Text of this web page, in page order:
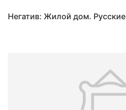
Негатив: Жилой дом. Русские